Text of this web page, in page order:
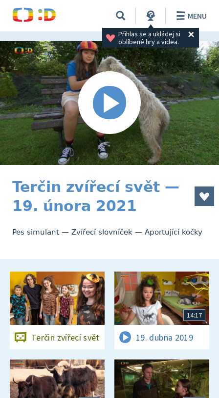
Přihlas se a ukládej si
oblíbené hry a videa.
MENU
Terčin zvířecí svět —
19. února 2021
Pes simulant — Zvířecí slovníček — Aportující kočky
Terčin zvířecí svět
14:17
19. dubna 2019